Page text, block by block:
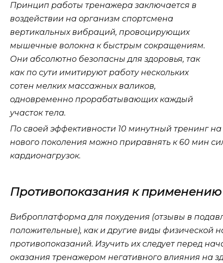
Принцип работы тренажера заключается в
воздействии на организм спортсмена
вертикальных вибраций, провоцирующих
мышечные волокна к быстрым сокращениям.
Они абсолютно безопасны для здоровья, так
как по сути имитируют работу нескольких
сотен мелких массажных валиков,
одновременно прорабатывающих каждый
участок тела.
По своей эффективности 10 минутный тренинг
нового поколения можно приравнять к 60 мин
кардионагрузок.
Противопоказания к применению
Виброплатформа для похудения (отзывы в
положительные), как и другие виды физической
противопоказаний. Изучить их следует перед
оказания тренажером негативного влияния на